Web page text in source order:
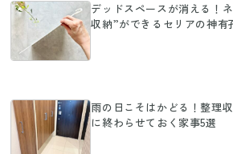
デッドスペースが消える！
収納”ができるセリアの神有
雨の日こそはかどる！整理
に終わらせておく家事5選